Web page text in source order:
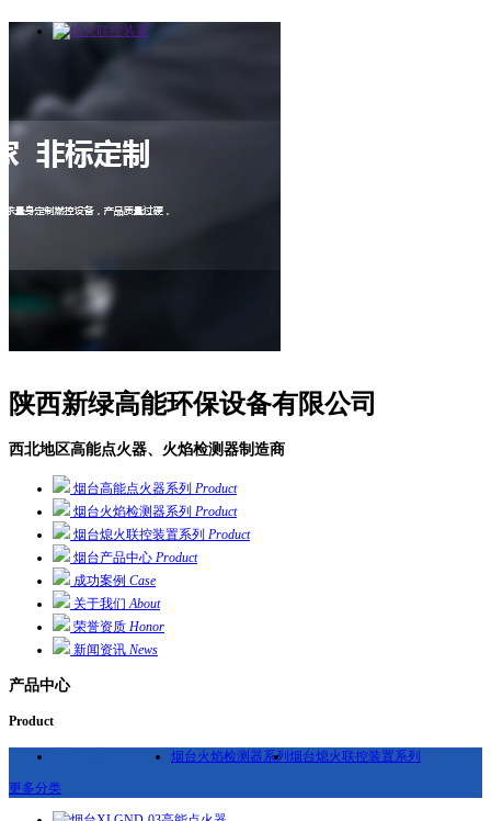
陕西新绿高能环保设备有限公司
西北地区高能点火器、火焰检测器制造商
烟台高能点火器系列 Product
烟台火焰检测器系列 Product
烟台熄火联控装置系列 Product
烟台产品中心 Product
成功案例 Case
关于我们 About
荣誉资质 Honor
新闻资讯 News
产品中心
Product
烟台高能点火器系列 烟台火焰检测器系列 烟台熄火联控装置系列
更多分类